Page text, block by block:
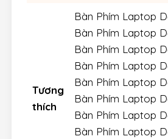
Tương
thích
Bàn Phím Laptop
Bàn Phím Laptop
Bàn Phím Laptop
Bàn Phím Laptop
Bàn Phím Laptop
Bàn Phím Laptop
Bàn Phím Laptop
Bàn Phím Laptop